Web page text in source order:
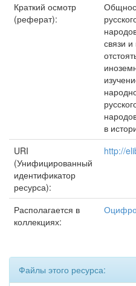
Краткий осмотр
(реферат):
связи
в
URI
(Унифицированный
идентификатор
ресурса):
http://
Располагается в
коллекциях:
Файлы этого ресурса: